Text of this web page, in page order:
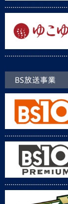
BS放送事業